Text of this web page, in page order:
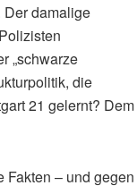
damalige
„schwarze
die
21 gelernt? Dem
Fakten – und gegen